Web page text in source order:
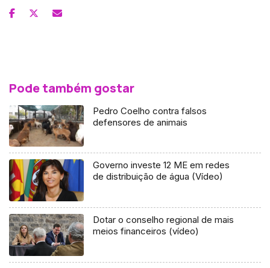
Pode também gostar
Pedro Coelho contra falsos
defensores de animais
Governo investe 12 ME em redes
de distribuição de água (Vídeo)
Dotar o conselho regional de mais
meios financeiros (vídeo)